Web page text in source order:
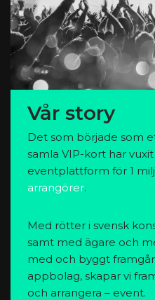
Vår story
Det som började som
samla VIP-kort har
eventplattform för 1
arrangörer.
Med rötter i svensk
samt med ägare och
med och byggt
appbolag, skapar vi
och arrangera – event.